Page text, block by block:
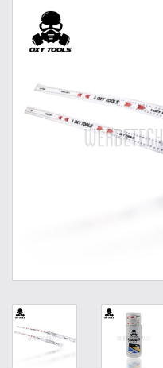
Fertigung & Montage
Technik